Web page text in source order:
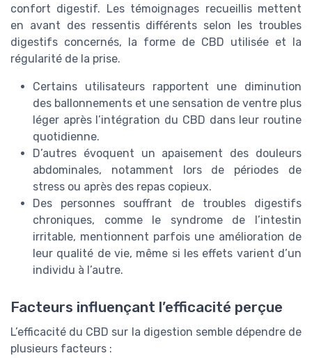
confort digestif. Les témoignages recueillis mettent
en avant des ressentis différents selon les troubles
digestifs concernés, la forme de CBD utilisée et la
régularité de la prise.
Certains utilisateurs rapportent une diminution
des ballonnements et une sensation de ventre plus
léger après l’intégration du CBD dans leur routine
quotidienne.
D’autres évoquent un apaisement des douleurs
abdominales, notamment lors de périodes de
stress ou après des repas copieux.
Des personnes souffrant de troubles digestifs
chroniques, comme le syndrome de l’intestin
irritable, mentionnent parfois une amélioration de
leur qualité de vie, même si les effets varient d’un
individu à l’autre.
Facteurs influençant l’efficacité perçue
L’efficacité du CBD sur la digestion semble dépendre de
plusieurs facteurs :